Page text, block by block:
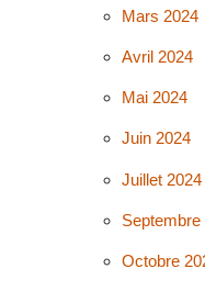
Mars 2024
Avril 2024
Mai 2024
Juin 2024
Juillet 2024
Septembre
Octobre